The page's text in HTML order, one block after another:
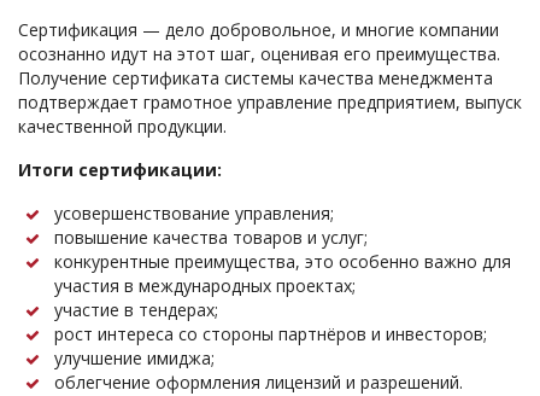
Сертификация — дело добровольное, и многие компании
осознанно идут на этот шаг, оценивая его преимущества.
Получение сертификата системы качества менеджмента
подтверждает грамотное управление предприятием, выпуск
качественной продукции.
Итоги сертификации:
усовершенствование управления;
повышение качества товаров и услуг;
конкурентные преимущества, это особенно важно для
участия в международных проектах;
участие в тендерах;
рост интереса со стороны партнёров и инвесторов;
улучшение имиджа;
облегчение оформления лицензий и разрешений.